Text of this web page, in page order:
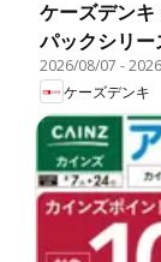
ケーズデンキ
パックシリー
2026/08/07 -
ケーズデンキ